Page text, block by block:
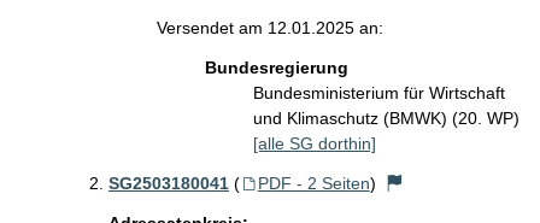
Versendet am 12.01.2025 an:
Bundesregierung
Bundesministerium für Wirtschaft
und Klimaschutz (BMWK) (20. WP)
[alle SG dorthin]
SG2503180041 ( PDF - 2 Seiten)